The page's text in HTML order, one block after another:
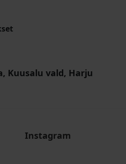
Kuusalu vald, Harju
Instagram